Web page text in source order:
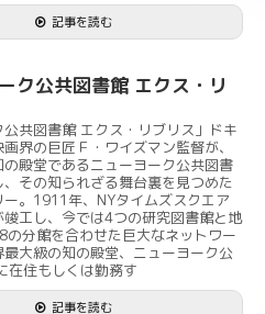
記事を読む
ク公共図書館 エクス・リ
公共図書館 エクス・リブリス」ドキ
界の巨匠Ｆ・ワイズマン監督が、
殿堂であるニューヨーク公共図書
その知られざる舞台裏を見つめた
ー。1911年、NYタイムズスクエア
竣工し、今では4つの研究図書館と地
の分館を合わせた巨大なネットワー
最大級の知の殿堂、ニューヨーク公
在住もしくは勤務す
記事を読む